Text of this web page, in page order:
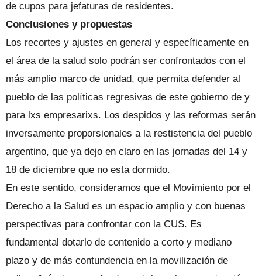
de cupos para jefaturas de residentes.
Conclusiones y propuestas
Los recortes y ajustes en general y específicamente en
el área de la salud solo podrán ser confrontados con el
más amplio marco de unidad, que permita defender al
pueblo de las políticas regresivas de este gobierno de y
para lxs empresarixs. Los despidos y las reformas serán
inversamente proporsionales a la restistencia del pueblo
argentino, que ya dejo en claro en las jornadas del 14 y
18 de diciembre que no esta dormido.
En este sentido, consideramos que el Movimiento por el
Derecho a la Salud es un espacio amplio y con buenas
perspectivas para confrontar con la CUS. Es
fundamental dotarlo de contenido a corto y mediano
plazo y de más contundencia en la movilización de